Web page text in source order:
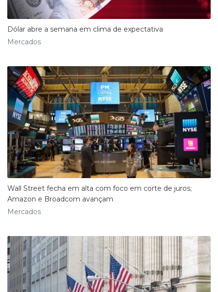
Dólar abre a semana em clima de expectativa
Mercados
Wall Street fecha em alta com foco em corte de juros;
Amazon e Broadcom avançam
Mercados